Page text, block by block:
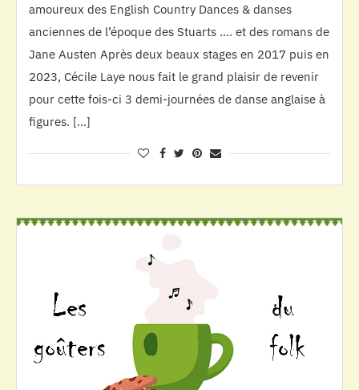
amoureux des English Country Dances & danses
anciennes de l’époque des Stuarts …. et des romans de
Jane Austen Après deux beaux stages en 2017 puis en
2023, Cécile Laye nous fait le grand plaisir de revenir
pour cette fois-ci 3 demi-journées de danse anglaise à
figures. […]